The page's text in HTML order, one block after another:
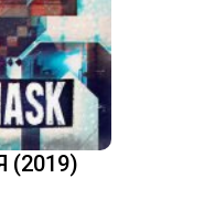
(2019)